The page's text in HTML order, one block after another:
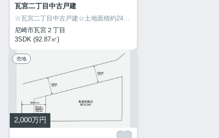
瓦宮二丁目中古戸建
☆瓦宮二丁目中古戸建☆土地面積約24坪☆延床面積約28坪☆平成26年増築済み☆ガレージ1台駐車可能☆閑静な住宅街となってり、リノベーションしておりますので大変きれいです☆LDKに床暖房あり！☆屋根裏収納あり！☆収納スペース豊富！☆ご興味ある方ぜひ弊社までお問い合わせください！
尼崎市瓦宮２丁目
3SDK (92.87㎡)
売地
2,000万円